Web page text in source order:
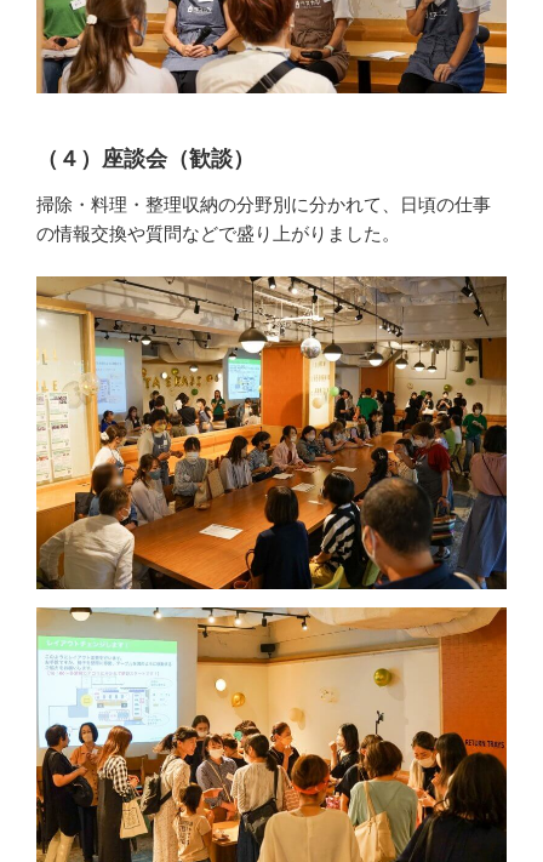
（４）座談会（歓談）
掃除・料理・整理収納の分野別に分かれて、日頃の仕事
の情報交換や質問などで盛り上がりました。